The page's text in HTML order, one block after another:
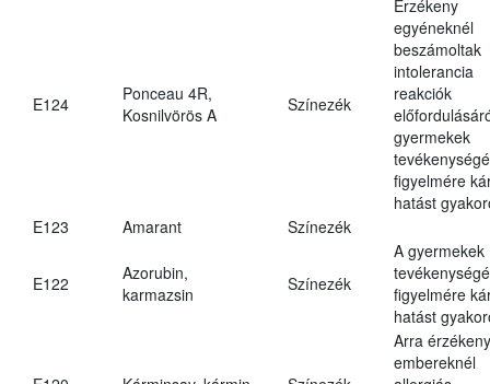
E124
Ponceau 4R,
Kosnilvörös A
Színezék
Érzékeny
egyéneknél
beszámoltak
intolerancia
reakciók
gyermekek
figyelmére
hatást
E123
Amarant Színezék
E122
Azorubin,
karmazsin
Színezék
A gyermekek
figyelmére
hatást
Arra érzékeny
embereknél